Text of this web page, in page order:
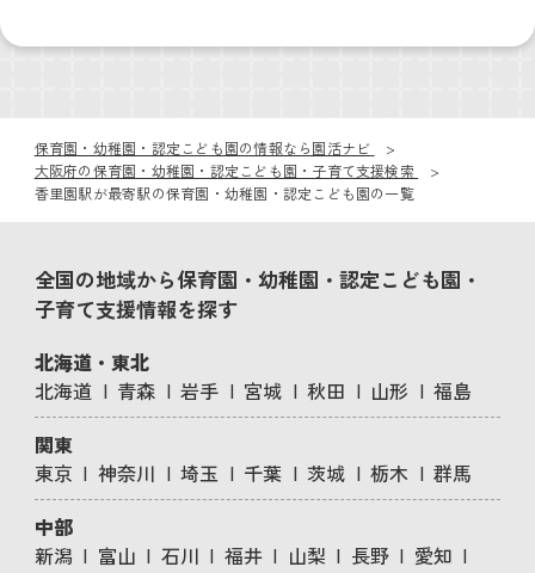
保育園・幼稚園・認定こども園の情報なら園活ナビ
大阪府の保育園・幼稚園・認定こども園・子育て支援検索
香里園駅が最寄駅の保育園・幼稚園・認定こども園の一覧
全国の地域から保育園・幼稚園・認定こども園・
子育て支援情報を探す
北海道・東北
北海道
青森 岩手 宮城 秋田 山形
福島
関東
東京
神奈川 埼玉 千葉 茨城 栃木
群馬
中部
新潟
富山 石川 福井 山梨 長野
愛知